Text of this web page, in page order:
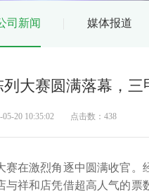
司新闻 媒体报道
大赛圆满落幕，三
20 10:35:02 点击数：438
在激烈角逐中圆满收官。
祥和店凭借超高人气的票